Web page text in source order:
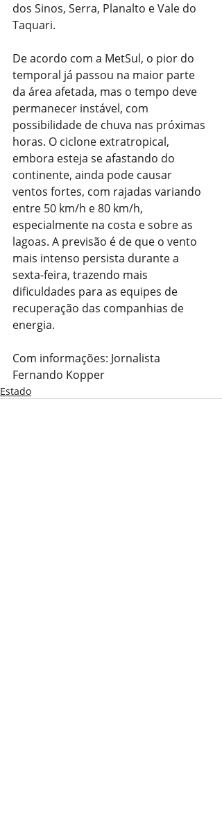
dos Sinos, Serra, Planalto e Vale do
Taquari.
De acordo com a MetSul, o pior do
temporal já passou na maior parte
da área afetada, mas o tempo deve
permanecer instável, com
possibilidade de chuva nas próximas
horas. O ciclone extratropical,
embora esteja se afastando do
continente, ainda pode causar
ventos fortes, com rajadas variando
entre 50 km/h e 80 km/h,
especialmente na costa e sobre as
lagoas. A previsão é de que o vento
mais intenso persista durante a
sexta-feira, trazendo mais
dificuldades para as equipes de
recuperação das companhias de
energia.
Com informações: Jornalista
Fernando Kopper
Estado